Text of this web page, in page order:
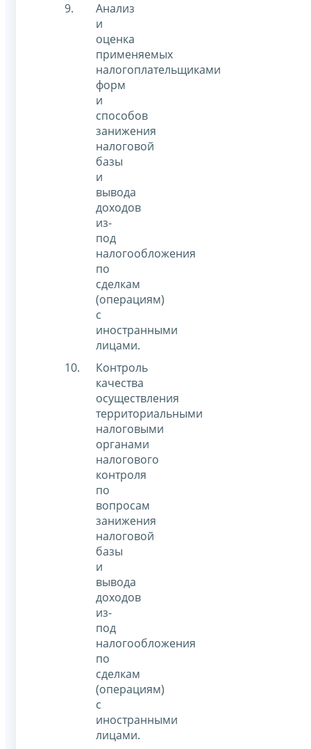
Анализ
и
оценка
применяемых
налогоплательщиками
форм
и
способов
занижения
налоговой
базы
и
вывода
доходов
из-
под
налогообложения
по
сделкам
(операциям)
с
иностранными
лицами.
Контроль
качества
осуществления
территориальными
налоговыми
органами
налогового
контроля
по
вопросам
занижения
налоговой
базы
и
вывода
доходов
из-
под
налогообложения
по
сделкам
(операциям)
с
иностранными
лицами.